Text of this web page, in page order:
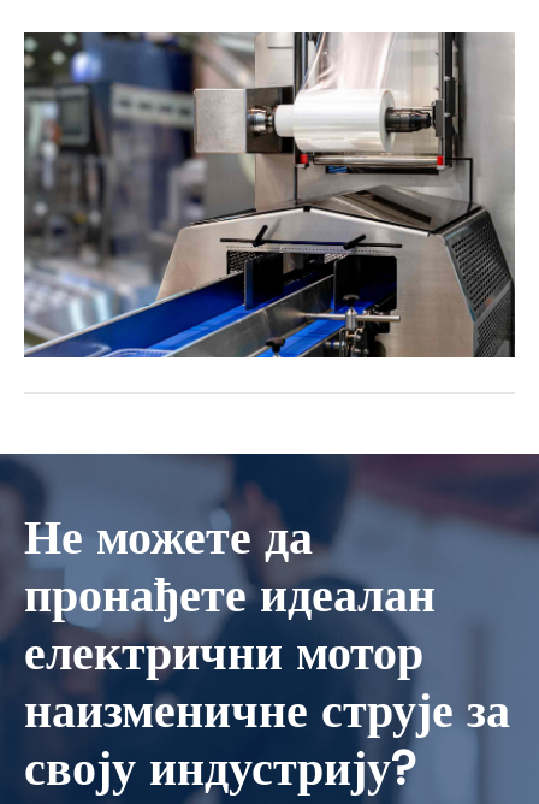
Не можете да
пронађете идеалан
електрични мотор
наизменичне струје за
своју индустрију?